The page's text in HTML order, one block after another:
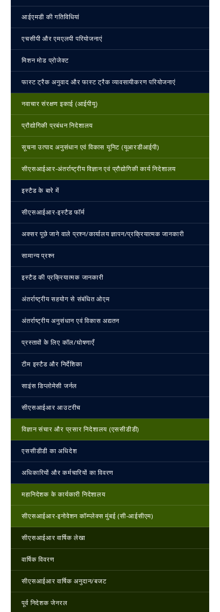
आईएमडी की गतिविधियां
एचसीपी और एमएलपी परियोजनाएं
मिशन मोड प्रोजेक्ट
फास्ट ट्रैक अनुवाद और फास्ट ट्रैक व्यावसायीकरण परियोजनाएं
नवाचार संरक्षण इकाई (आईपीयू)
प्रौद्योगिकी प्रबंधन निदेशालय
सूचना उत्पाद अनुसंधान एवं विकास यूनिट (यूआरडीआईपी)
सीएसआईआर-अंतर्राष्‍ट्रीय विज्ञान एवं प्रौद्योगिकी कार्य निदेशालय
इस्‍टैड के बारे में
सीएसआईआर-इस्‍टैड फॉर्म
अक्सर पूछे जाने वाले प्रश्न/कार्यालय ज्ञापन/प्रक्रियात्मक जानकारी
सामान्य प्रश्न
इस्‍टैड की प्रक्रियात्मक जानकारी
अंतर्राष्ट्रीय सहयोग से संबंधित ओएम
अंतर्राष्ट्रीय अनुसंधान एवं विकास अद्यतन
प्रस्तावों के लिए कॉल/घोषणाएँ
टीम इस्‍टैड और निर्देशिका
साइंस डिप्लोमेसी जर्नल
सीएसआईआर आउटरीच
विज्ञान संचार और प्रसार निदेशालय (एससीडीडी)
एससीडीडी का अधिदेश
अधिकारियों और कर्मचारियों का विवरण
महानिदेशक के कार्यकारी निदेशालय
सीएसआईआर-इनोवेशन कॉम्प्लेक्स मुंबई (सी-आईसीएम)
सीएसआईआर वार्षिक लेखा
वार्षिक विवरण
सीएसआईआर वार्षिक अनुदान/बजट
पूर्व निदेशक जेनरल